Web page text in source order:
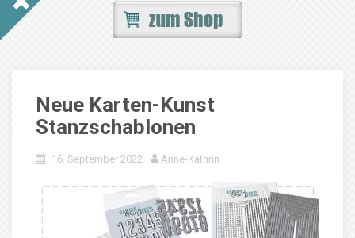
Neue Karten-Kunst
Stanzschablonen
16. September 2022 Anne-Kathrin